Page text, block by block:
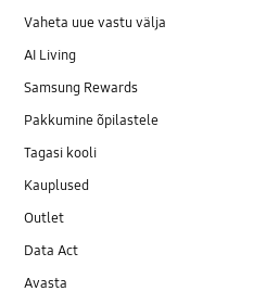
Vaheta uue vastu välja
AI Living
Samsung Rewards
Pakkumine õpilastele
Tagasi kooli
Kauplused
Outlet
Data Act
Avasta